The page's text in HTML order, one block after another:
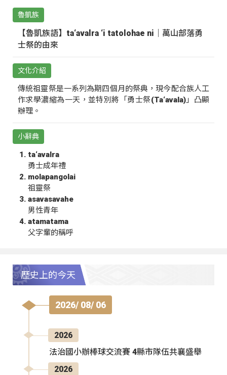
魯凱族
【魯凱族語】ta‘avalra ‘i tatolohae ni｜萬山部落勇
士祭的由來
文化介紹
傳統祖靈祭是一系列為期四個月的祭典，現今配合族人工
作求學濃縮為一天，並特別將「勇士祭(Ta‘avala)」凸顯
辦理。
小辭典
ta‘avalra
勇士成年禮
molapangolai
祖靈祭
asavasavahe
男性青年
atamatama
父字輩的稱呼
歷史上的今天
2026/ 08/ 06
2026
法治國小辦棒球交流賽 4縣市隊伍共襄盛舉
2026